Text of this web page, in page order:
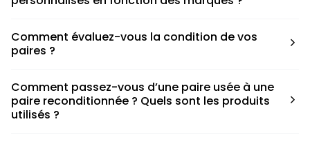
pour déterminer la taille appropriée, que ce soit une taille
en dessous, au-dessus ou correspondant à votre taille
Comment évaluez-vous la condition de vos
paires ?
défauts spécifiques de chaque paire.
Comment passez-vous d’une paire usée à une
paire reconditionnée ? Quels sont les produits
utilisés ?